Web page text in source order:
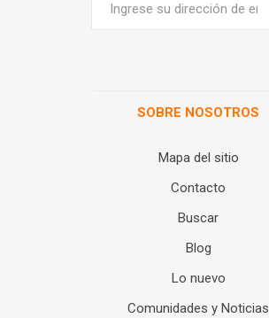
SOBRE NOSOTROS
Mapa del sitio
Contacto
Buscar
Blog
Lo nuevo
Comunidades y Noticias